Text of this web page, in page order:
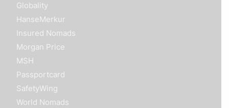
Globality
HanseMerkur
Insured Nomads
Morgan Price
MSH
Passportcard
SafetyWing
World Nomads